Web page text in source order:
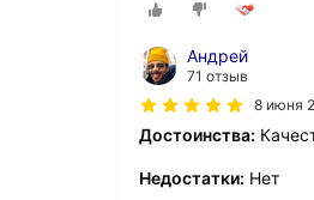
Андрей
71 отзыв
8 июня
Достоинства:
Недостатки: Нет